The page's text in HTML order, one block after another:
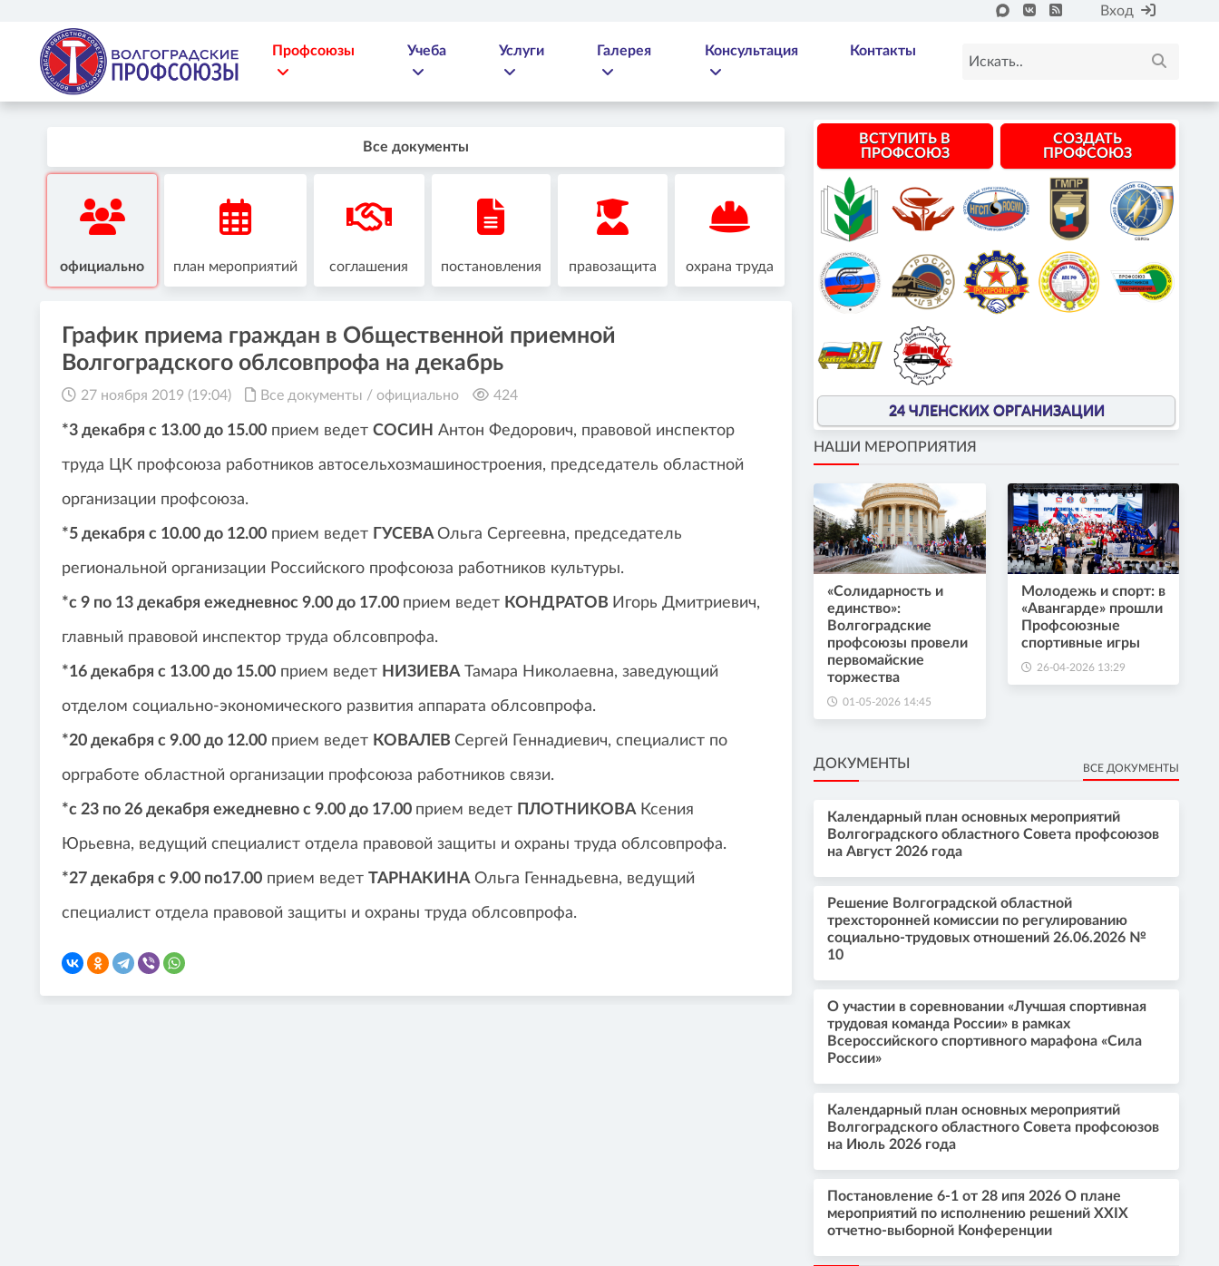
Вход
Профсоюзы Учеба Услуги Галерея Консультация Контакты
Все документы
официально план мероприятий соглашения постановления правозащита охрана труда
График приема граждан в Общественной приемной
Волгоградского облсовпрофа на декабрь
27 ноября 2019 (19:04) Все документы / официально 424
*3 декабря с 13.00 до 15.00 прием ведет СОСИН Антон Федорович, правовой инспектор
труда ЦК профсоюза работников автосельхозмашиностроения, председатель областной
организации профсоюза.
*5 декабря с 10.00 до 12.00 прием ведет ГУСЕВАОльга Сергеевна, председатель
региональной организации Российского профсоюза работников культуры.
*с 9 по 13 декабря ежедневнос 9.00 до 17.00 прием ведет КОНДРАТОВ Игорь Дмитриевич,
главный правовой инспектор труда облсовпрофа.
*16 декабря с 13.00 до 15.00 прием ведет НИЗИЕВАТамара Николаевна, заведующий
отделом социально-экономического развития аппарата облсовпрофа.
*20 декабря с 9.00 до 12.00 прием ведет КОВАЛЕВ Сергей Геннадиевич, специалист по
оргработе областной организации профсоюза работников связи.
*с 23 по 26 декабря ежедневно с 9.00 до 17.00 прием ведет ПЛОТНИКОВАКсения
Юрьевна, ведущий специалист отдела правовой защиты и охраны труда облсовпрофа.
*27 декабря с 9.00 по17.00 прием ведет ТАРНАКИНАОльга Геннадьевна, ведущий
специалист отдела правовой защиты и охраны труда облсовпрофа.
ВСТУПИТЬ В
ПРОФСОЮЗ
СОЗДАТЬ
ПРОФСОЮЗ
24 ЧЛЕНСКИХ ОРГАНИЗАЦИИ
НАШИ МЕРОПРИЯТИЯ
«Солидарность и
единство»:
Волгоградские
профсоюзы провели
первомайские
торжества
01-05-2026 14:45
Молодежь и спорт: в
«Авангарде» прошли
Профсоюзные
спортивные игры
26-04-2026 13:29
ДОКУМЕНТЫ ВСЕ ДОКУМЕНТЫ
Календарный план основных мероприятий
Волгоградского областного Совета профсоюзов
на Август 2026 года
Решение Волгоградской областной
трехсторонней комиссии по регулированию
социально-трудовых отношений 26.06.2026 №
10
О участии в соревновании «Лучшая спортивная
трудовая команда России» в рамках
Всероссийского спортивного марафона «Сила
России»
Календарный план основных мероприятий
Волгоградского областного Совета профсоюзов
на Июль 2026 года
Постановление 6-1 от 28 ипя 2026 О плане
мероприятий по исполнению решений XXIX
отчетно-выборной Конференции